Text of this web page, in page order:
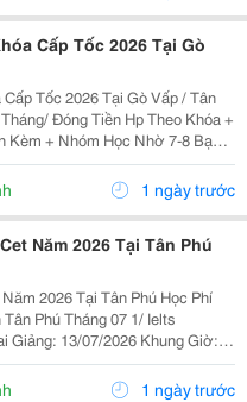
Cấp Tốc 2026 Tại Gò
Tốc 2026 Tại Gò Vấp / Tân
Kèm + Nhóm Học Nhờ 7-8 Bạn/
Band Điểm Lộ Trình, Sách
+ Chia Đều 4 Kỹ...
1 ngày trước
Năm 2026 Tại Tân Phú
2026 Tại Tân Phú Học Phí
07 1/ Ielts
1 ngày trước